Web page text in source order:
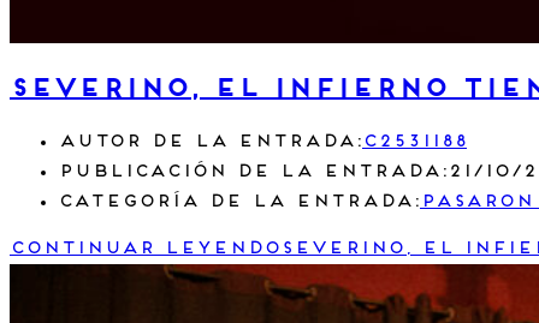
severino, el infierno
Autor de la entrada: c2531188
Publicación de la entrada: 21/10/
Categoría de la entrada:
Continuar leyendo severino, el